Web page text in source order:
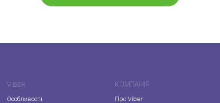
VIBER
Особливості
КОМПАНІЯ
Про Viber